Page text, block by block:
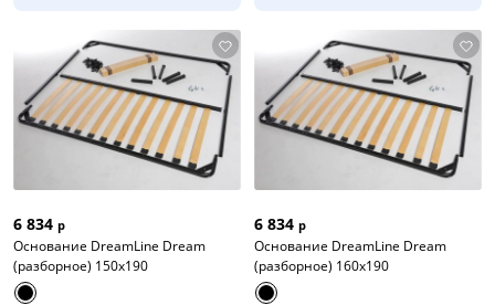
6 834 р
Основание DreamLine Dream
(разборное) 150x190
6 834 р
Основание DreamLine Dream
(разборное) 160x190